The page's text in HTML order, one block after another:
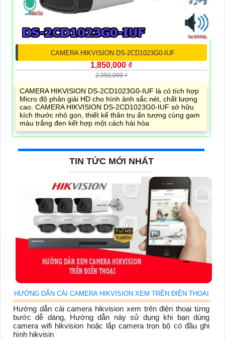
CAMERA HIKVISION DS-2CD1023G0-IUF
1,850,000 ₫
2,050,000 ₫
CAMERA HIKVISION DS-2CD1023G0-IUF là có tích hợp
Micro độ phân giải HD cho hình ảnh sắc nét, chất lượng
cao. CAMERA HIKVISION DS-2CD1023G0-IUF sở hữu
kích thước nhỏ gọn, thiết kế thân trụ ấn tượng cùng gam
màu trắng đen kết hợp một cách hài hòa
TIN TỨC MỚI NHẤT
HƯỚNG DẪN CÀI CAMERA HIKVISION XEM TRÊN ĐIỆN THOẠI
Hướng dẫn cài camera hikvision xem trên điện thoại từng
bước dễ dàng, Hướng dẫn này sử dụng khi bạn dùng
camera wifi hikvision hoặc lắp camera trọn bộ có đầu ghi
hình hikvisin